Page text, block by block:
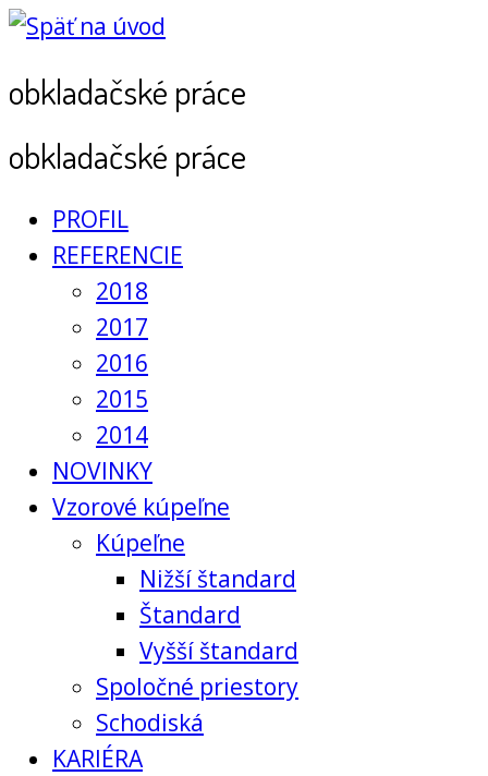
obkladačské práce
obkladačské práce
PROFIL
REFERENCIE
2018
2017
2016
2015
2014
NOVINKY
Vzorové kúpeľne
Kúpeľne
Nižší štandard
Štandard
Vyšší štandard
Spoločné priestory
Schodiská
KARIÉRA